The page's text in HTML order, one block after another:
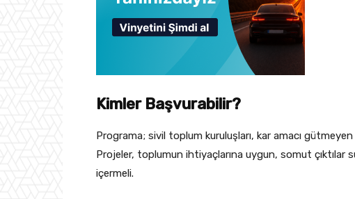
Kimler Başvurabilir?
Programa; sivil toplum kuruluşları, kar amacı
Projeler, toplumun ihtiyaçlarına uygun, somut çıktılar
içermeli.